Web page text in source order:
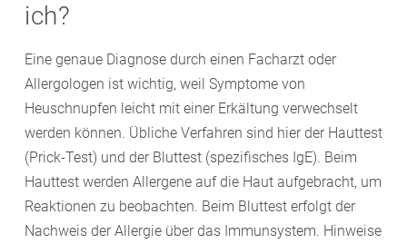
ich?
Eine genaue Diagnose durch einen Facharzt oder
Allergologen ist wichtig, weil Symptome von
Heuschnupfen leicht mit einer Erkältung verwechselt
werden können. Übliche Verfahren sind hier der Hauttest
(Prick-Test) und der Bluttest (spezifisches IgE). Beim
Hauttest werden Allergene auf die Haut aufgebracht, um
Reaktionen zu beobachten. Beim Bluttest erfolgt der
Nachweis der Allergie über das Immunsystem. Hinweise